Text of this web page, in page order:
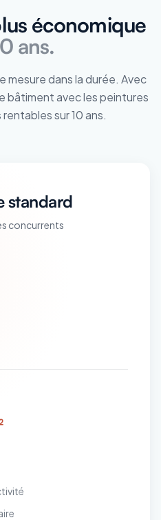
économique
ans.
mesure dans la durée. Avec
bâtiment avec les peintures
sur 10 ans.
standard
concurrents